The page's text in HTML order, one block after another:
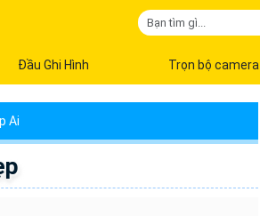
Đầu Ghi Hình Trọn bộ camera
Ai